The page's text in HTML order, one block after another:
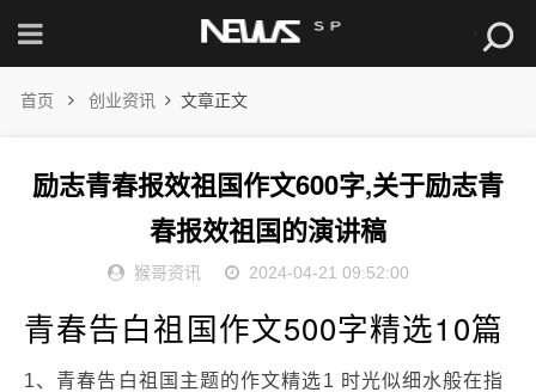
首页 创业资讯 文章正文
励志青春报效祖国作文600字,关于励志青
春报效祖国的演讲稿
猴哥资讯 2024-04-21 09:52:00
青春告白祖国作文500字精选10篇
1、青春告白祖国主题的作文精选1 时光似细水般在指